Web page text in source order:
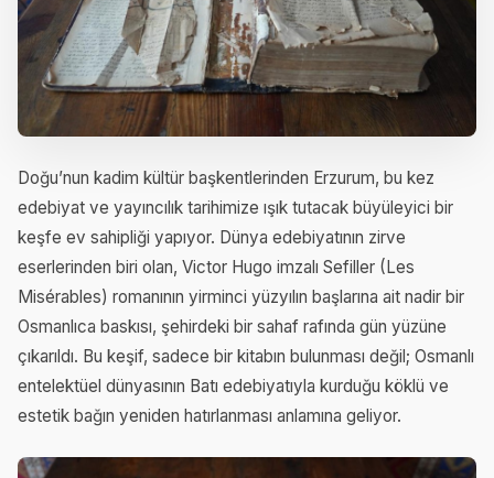
Doğu’nun kadim kültür başkentlerinden Erzurum, bu kez
edebiyat ve yayıncılık tarihimize ışık tutacak büyüleyici bir
keşfe ev sahipliği yapıyor. Dünya edebiyatının zirve
eserlerinden biri olan, Victor Hugo imzalı Sefiller (Les
Misérables) romanının yirminci yüzyılın başlarına ait nadir bir
Osmanlıca baskısı, şehirdeki bir sahaf rafında gün yüzüne
çıkarıldı. Bu keşif, sadece bir kitabın bulunması değil; Osmanlı
entelektüel dünyasının Batı edebiyatıyla kurduğu köklü ve
estetik bağın yeniden hatırlanması anlamına geliyor.